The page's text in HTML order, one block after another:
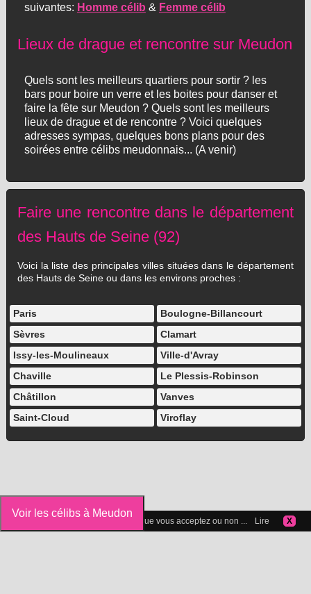
suivantes: Homme célib & Femme célib
Lieux de drague et rencontre sur Meudon
Quels sont les meilleurs quartiers pour sortir ? les
bars pour boire un verre et les boites pour danser et
faire la fête sur Meudon ? Quels sont les meilleurs
lieux de drague et de rencontre ? Voici quelques
adresses sympas, quelques bons plans pour des
soirées entre célibs meudonnais... (A venir)
Faire une rencontre dans le département
des Hauts de Seine (92)
Voici la liste des principales villes situées dans le département
des Hauts de Seine ou dans les environs proches :
Paris
Boulogne-Billancourt
Sèvres
Clamart
Issy-les-Moulineaux
Ville-d'Avray
Chaville
Le Plessis-Robinson
Châtillon
Vanves
Saint-Cloud
Viroflay
Voir les célibs à Meudon
Vous pouvez gérer les cookies que vous acceptez ou non ... Lire X